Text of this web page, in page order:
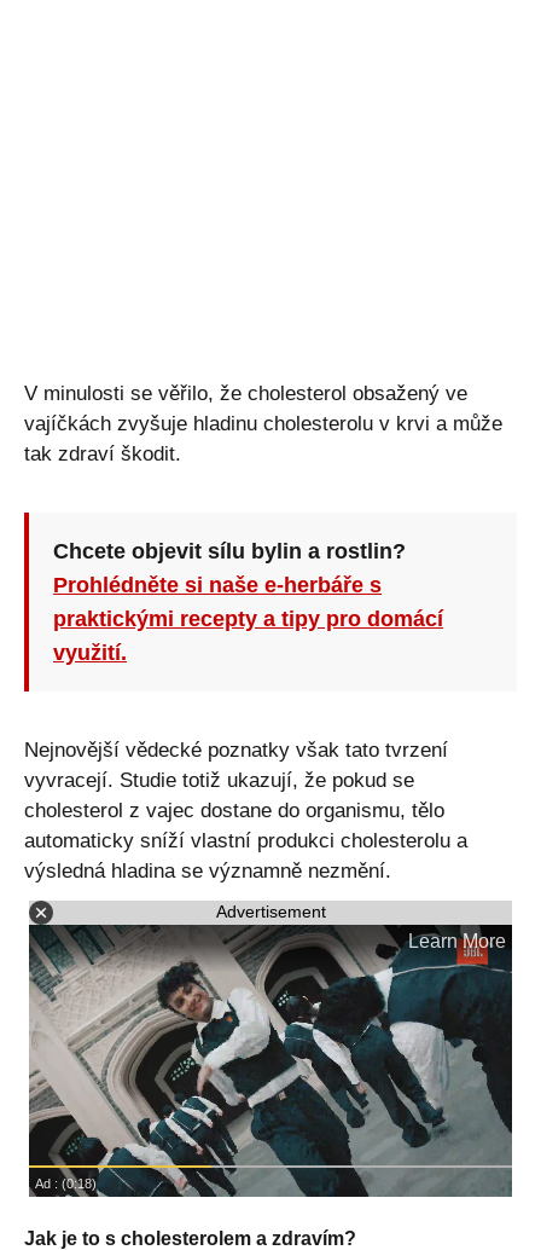
V minulosti se věřilo, že cholesterol obsažený ve
vajíčkách zvyšuje hladinu cholesterolu v krvi a může
tak zdraví škodit.
Chcete objevit sílu bylin a rostlin?
Prohlédněte si naše e-herbáře s
praktickými recepty a tipy pro domácí
využití.
Nejnovější vědecké poznatky však tato tvrzení
vyvracejí. Studie totiž ukazují, že pokud se
cholesterol z vajec dostane do organismu, tělo
automaticky sníží vlastní produkci cholesterolu a
výsledná hladina se významně nezmění.
Advertisement
Jak je to s cholesterolem a zdravím?